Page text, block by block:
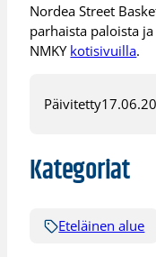
Nordea Street
parhaista paloista
NMKY kotisivuilla.
Päivitetty
Kategoriat
Eteläinen alue